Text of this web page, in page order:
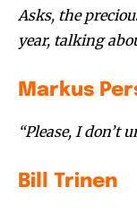
Asks, the
year, talking
Markus
“Please, I don’t
Bill Trinen